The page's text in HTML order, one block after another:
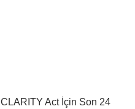
CLARITY Act İçin Son 24